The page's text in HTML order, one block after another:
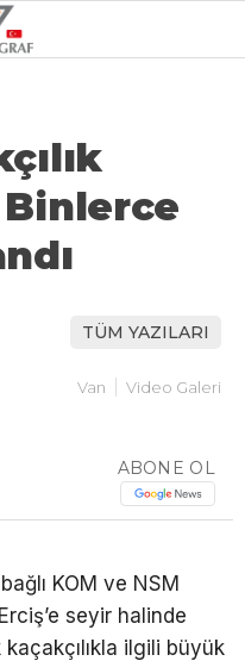
29.6°
VİDEO
TÜM YAZILARI
Van Video Galeri
ABONE OL
KOM ve NSM
seyir halinde
ilgili büyük